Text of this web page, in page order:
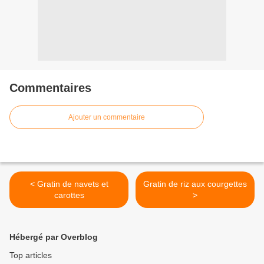
Commentaires
Ajouter un commentaire
< Gratin de navets et
carottes
Gratin de riz aux courgettes
>
Hébergé par Overblog
Top articles